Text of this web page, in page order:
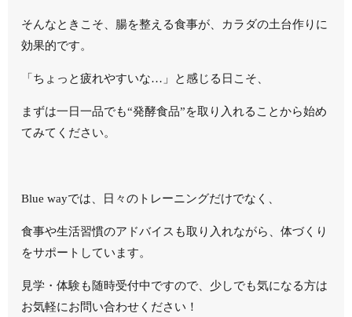
そんなときこそ、腸を整える食事が、カラダの土台作りに
効果的です。
「ちょっと疲れやすいな…」と感じる日こそ、
まずは一日一品でも“発酵食品”を取り入れることから始め
てみてください。
Blue wayでは、日々のトレーニングだけでなく、
食事や生活習慣のアドバイスも取り入れながら、体づくり
をサポートしています。
見学・体験も随時受付中ですので、少しでも気になる方は
お気軽にお問い合わせください！